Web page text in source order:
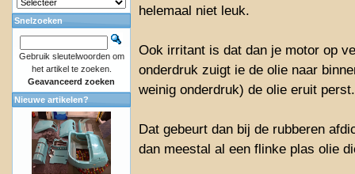
helemaal niet leuk.
Ook irritant is dat dan je motor op
onderdruk zuigt ie de olie naar
weinig onderdruk) de olie eruit perst.
Dat gebeurt dan bij de rubberen
dan meestal al een flinke plas olie
Snelzoeken
Gebruik sleutelwoorden om
het artikel te zoeken.
Geavanceerd zoeken
Nieuwe artikelen?